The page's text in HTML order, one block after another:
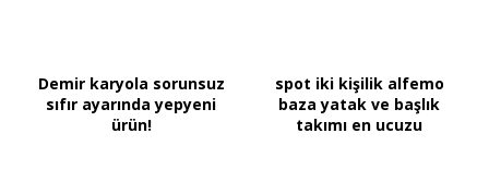
Demir karyola sorunsuz
sıfır ayarında yepyeni
ürün!
spot iki kişilik alfemo
baza yatak ve başlık
takımı en ucuzu